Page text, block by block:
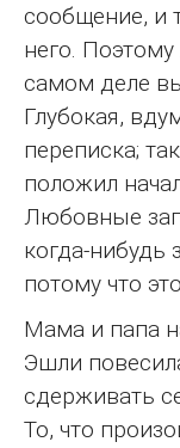
сообщение, и
него. Поэтому
самом деле
Глубокая,
переписка;
положил
Любовные
когда-нибудь
потому что
Мама и папа
Эшли
сдерживать
То, что